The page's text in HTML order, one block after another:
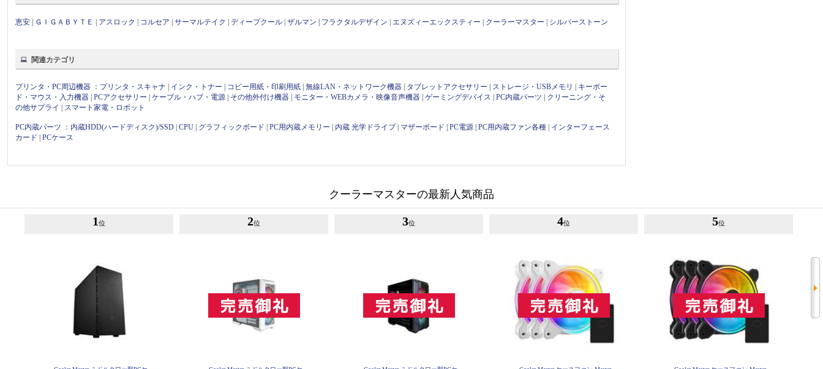
恵安 | ＧＩＧＡＢＹＴＥ | アスロック | コルセア |サーマルテイク |ディープクール |ザルマン | フラクタルデザイン | エヌズィーエックスティー | クーラーマスター | シルバーストーン
関連カテゴリ
プリンタ・PC周辺機器 ： プリンタ・スキャナ | インク・トナー | コピー用紙・印刷用紙 |無線LAN・ネットワーク機器 | タブレットアクセサリー | ストレージ・USBメモリ | キーボー
ド・マウス・入力機器 |PCアクセサリー |ケーブル・ハブ・電源 | その他外付け機器 | モニター・WEBカメラ・映像音声機器 |ゲーミングデバイス |PC内蔵パーツ | クリーニング・そ
の他サプライ | スマート家電・ロボット
PC内蔵パーツ ： 内蔵HDD(ハードディスク)/SSD |CPU | グラフィックボード |PC用内蔵メモリー | 内蔵 光学ドライブ | マザーボード |PC電源 |PC用内蔵ファン各種 | インターフェース
カード |PCケース
クーラーマスターの最新人気商品
1 位 2位 3位 4位 5位